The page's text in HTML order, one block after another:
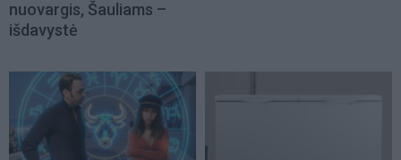
nuovargis, Šauliams –
išdavystė